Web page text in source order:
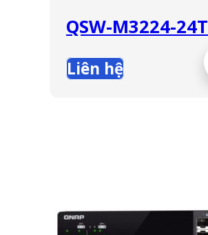
QSW-M3224-24T
Liên hệ